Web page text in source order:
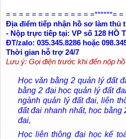
= = = = = = = = = = = = = =******=
Địa điểm tiếp nhận hồ sơ làm thủ
- Nộp trực tiếp tại: VP số 128 HỒ
ĐT/zalo: 035.345.8286 hoặc
Thời gian hỗ trợ 24/7
Lưu ý: Gọi điện trước khi đến nộp
Học văn bằng 2 quản lý đất
bằng 2 đại học quản lý đất
ngành quản lý đất đai, liên
đất đai nhanh nhất, học bằng
đai,
Học liên thông đại học kế